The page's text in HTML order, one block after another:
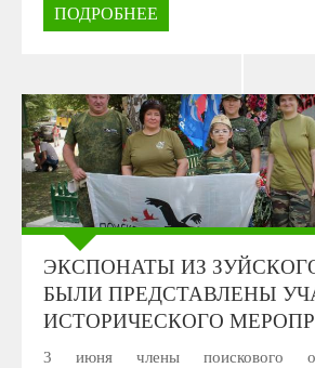
ПОДРОБНЕЕ
ЭКСПОНАТЫ ИЗ
БЫЛИ ПРЕДСТАВЛЕНЫ
ИСТОРИЧЕСКОГО
3 июня члены поискового